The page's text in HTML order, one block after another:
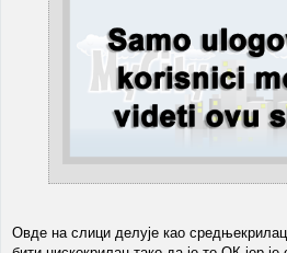
Овде на слици делује као